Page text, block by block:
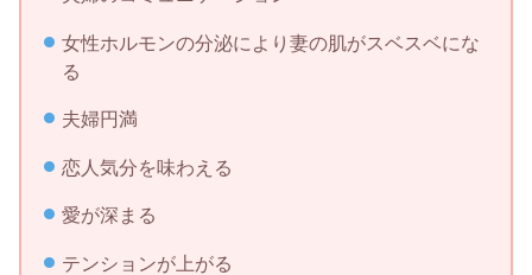
女性ホルモンの分泌により妻の肌がスベスベにな
る
夫婦円満
恋人気分を味わえる
愛が深まる
テンションが上がる